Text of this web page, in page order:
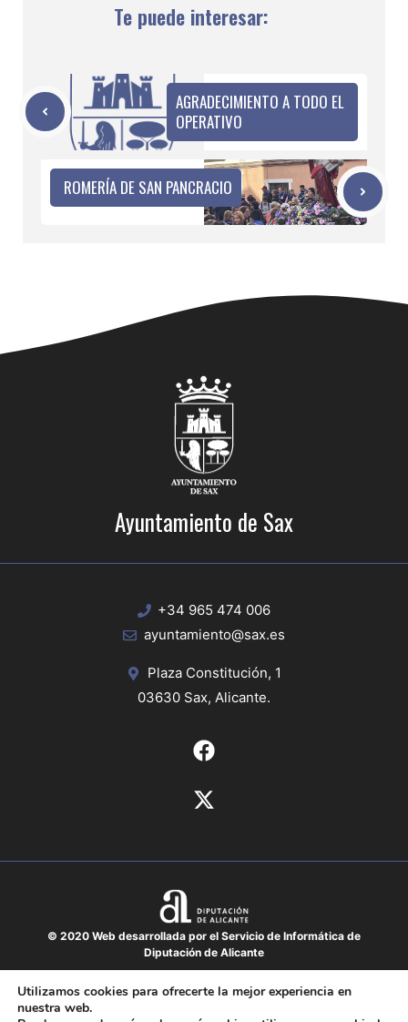
Te puede interesar:
AGRADECIMIENTO A TODO EL
OPERATIVO
ROMERÍA DE SAN PANCRACIO
Ayuntamiento de Sax
+34 965 474 006
ayuntamiento@sax.es
Plaza Constitución, 1
03630 Sax, Alicante.
© 2020 Web desarrollada por el Servicio de Informática de
Diputación de Alicante
Aviso legal
Utilizamos cookies para ofrecerte la mejor experiencia en
nuestra web.